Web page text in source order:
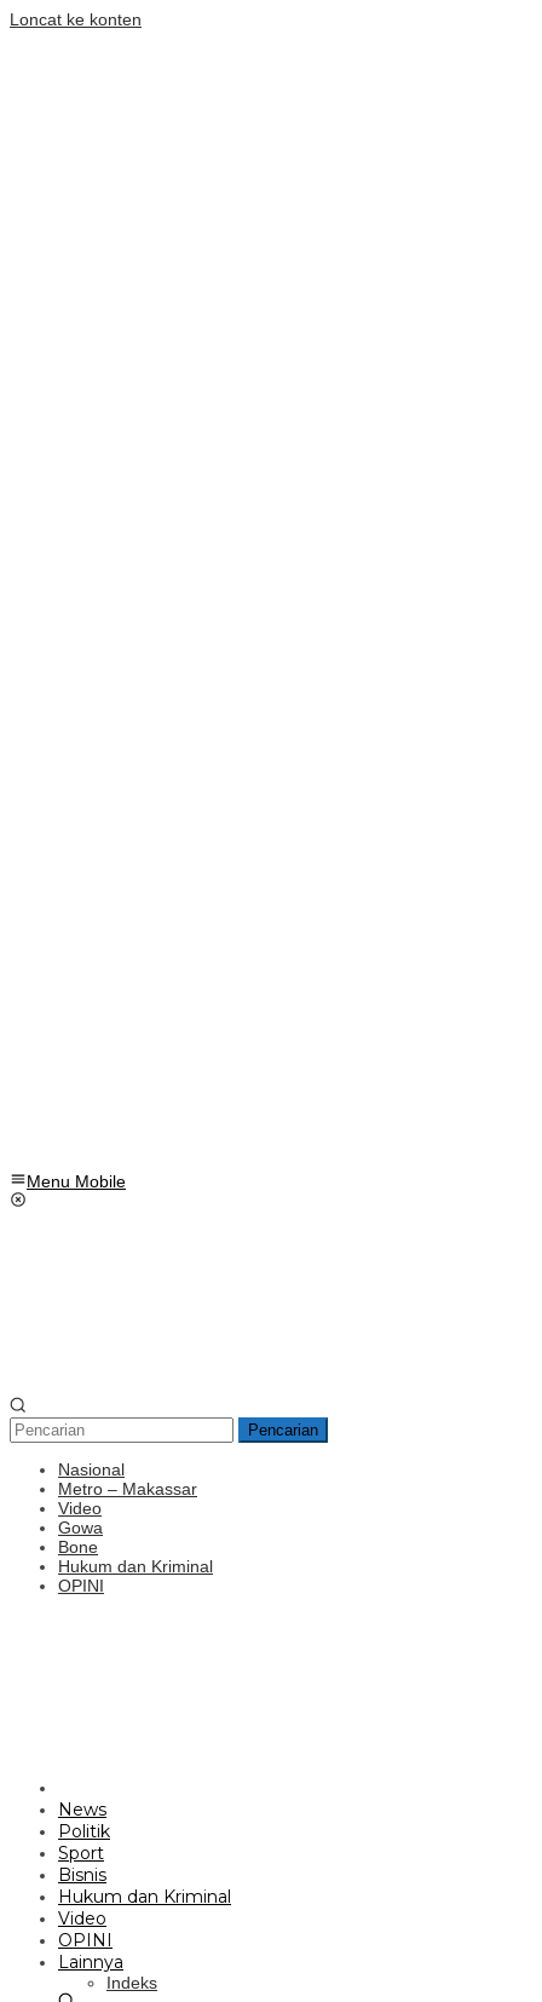
Loncat ke konten
Menu Mobile
Pencarian
Nasional
Metro – Makassar
Video
Gowa
Bone
Hukum dan Kriminal
OPINI
News
Politik
Sport
Bisnis
Hukum dan Kriminal
Video
OPINI
Lainnya
Indeks